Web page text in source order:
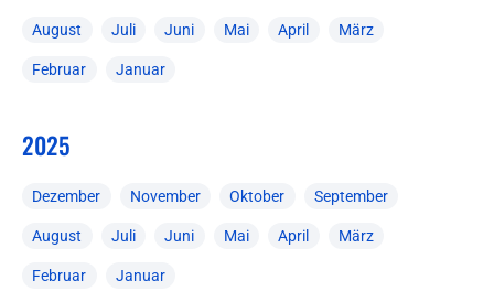
August Juli Juni Mai April März
Februar Januar
2025
Dezember November Oktober September
August Juli Juni Mai April März
Februar Januar